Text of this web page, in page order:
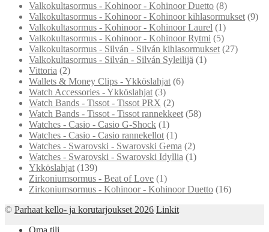
Valkokultasormus - Kohinoor - Kohinoor Duetto (8)
Valkokultasormus - Kohinoor - Kohinoor kihlasormukset (9)
Valkokultasormus - Kohinoor - Kohinoor Laurel (1)
Valkokultasormus - Kohinoor - Kohinoor Rytmi (5)
Valkokultasormus - Silván - Silván kihlasormukset (27)
Valkokultasormus - Silván - Silván Syleilijä (1)
Vittoria (2)
Wallets & Money Clips - Ykköslahjat (6)
Watch Accessories - Ykköslahjat (3)
Watch Bands - Tissot - Tissot PRX (2)
Watch Bands - Tissot - Tissot rannekkeet (58)
Watches - Casio - Casio G-Shock (1)
Watches - Casio - Casio rannekellot (1)
Watches - Swarovski - Swarovski Gema (2)
Watches - Swarovski - Swarovski Idyllia (1)
Ykköslahjat (139)
Zirkoniumsormus - Beat of Love (1)
Zirkoniumsormus - Kohinoor - Kohinoor Duetto (16)
© Parhaat kello- ja korutarjoukset 2026 Linkit
Oma tili